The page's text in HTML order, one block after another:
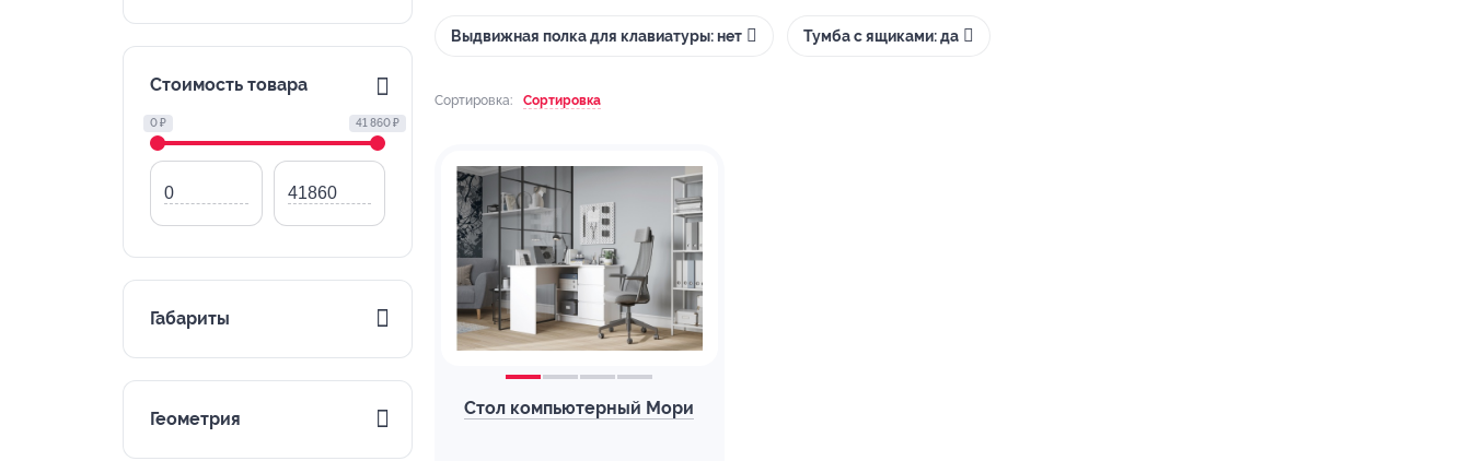
Стоимость товара
0 ₽ 41 860 ₽
Габариты
Геометрия
Выдвижная полка для клавиатуры: нет Тумба с ящиками: да
Сортировка: Сортировка
Стол компьютерный Мори